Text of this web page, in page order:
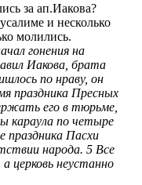
за ап.Иакова?
и несколько
молились.
гонения на
Иакова, брата
по нраву, он
праздника Пресных
его в тюрьме,
караула по четыре
праздника Пасхи
народа. 5 Все
церковь неустанно